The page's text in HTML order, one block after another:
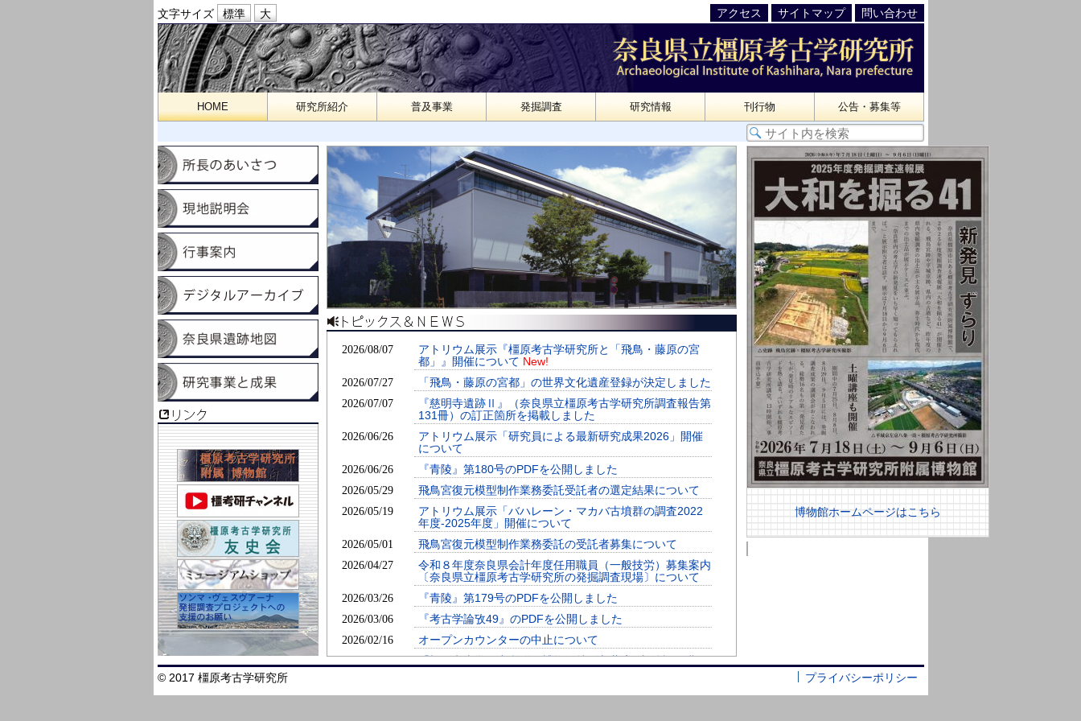
文字サイズ アクセス サイトマップ 問い合わせ
HOME 研究所紹介 普及事業 発掘調査 研究情報 刊行物 公告・募集等
2026/08/07
アトリウム展示『橿原考古学研究所と「飛鳥・藤原の宮
都」』開催について New!
2026/07/27 「飛鳥・藤原の宮都」の世界文化遺産登録が決定しました
2026/07/07
『慈明寺遺跡Ⅱ』（奈良県立橿原考古学研究所調査報告第
131冊）の訂正箇所を掲載しました
2026/06/26
アトリウム展示「研究員による最新研究成果2026」開催
について
2026/06/26 『青陵』第180号のPDFを公開しました
2026/05/29 飛鳥宮復元模型制作業務委託受託者の選定結果について
2026/05/19
アトリウム展示「バハレーン・マカバ古墳群の調査2022
年度-2025年度」開催について
2026/05/01 飛鳥宮復元模型制作業務委託の受託者募集について
2026/04/27
令和８年度奈良県会計年度任用職員（一般技労）募集案内
〔奈良県立橿原考古学研究所の発掘調査現場〕について
2026/03/26 『青陵』第179号のPDFを公開しました
2026/03/06 『考古学論攷49』のPDFを公開しました
2026/02/16 オープンカウンターの中止について
「橿原考古学研究所附属博物館特別収蔵庫B収納棚の購
2026/01/15
令和８年度埋蔵文化財発掘調査労働者派遣業務・補助作業
博物館ホームページはこちら
© 2017 橿原考古学研究所 プライバシーポリシー